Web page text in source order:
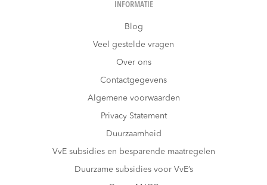
INFORMATIE
Blog
Veel gestelde vragen
Over ons
Contactgegevens
Algemene voorwaarden
Privacy Statement
Duurzaamheid
VvE subsidies en besparende maatregelen
Duurzame subsidies voor VvE’s